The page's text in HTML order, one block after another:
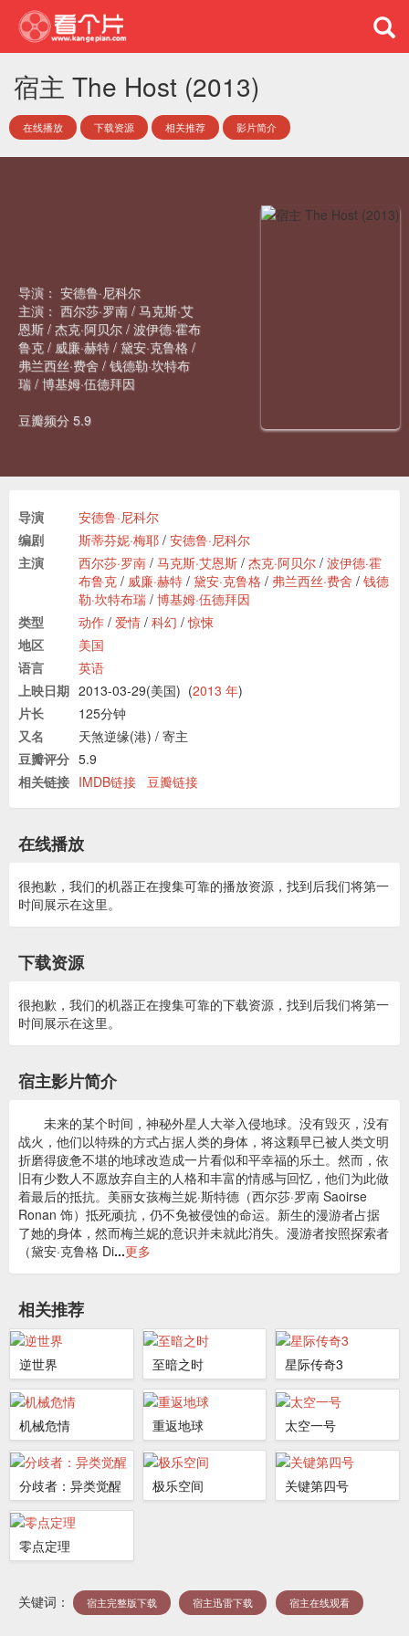
宿主 The Host (2013)
在线播放 下载资源 相关推荐 影片简介
导演： 安德鲁·尼科尔
主演： 西尔莎·罗南 /马克斯·艾
恩斯 /杰克·阿贝尔 /波伊德·霍布
鲁克 / 威廉·赫特 /黛安·克鲁格 /
弗兰西丝·费舍 /钱德勒·坎特布
瑞 /博基姆·伍德拜因
豆瓣频分 5.9
导演
安德鲁·尼科尔
编剧
斯蒂芬妮·梅耶 / 安德鲁·尼科尔
主演
西尔莎·罗南 / 马克斯·艾恩斯 / 杰克·阿贝尔 / 波伊德·霍
布鲁克 / 威廉·赫特 / 黛安·克鲁格 / 弗兰西丝·费舍 / 钱德
勒·坎特布瑞 / 博基姆·伍德拜因
类型
动作 / 爱情 / 科幻 /惊悚
地区
美国
语言
英语
上映日期 2013-03-29(美国) (2013 年)
片长
125分钟
又名
天煞逆缘(港) / 寄主
豆瓣评分 5.9
相关链接 IMDB链接 豆瓣链接
在线播放
很抱歉，我们的机器正在搜集可靠的播放资源，找到后我们将第一
时间展示在这里。
下载资源
很抱歉，我们的机器正在搜集可靠的下载资源，找到后我们将第一
时间展示在这里。
宿主影片简介
未来的某个时间，神秘外星人大举入侵地球。没有毁灭，没有
战火，他们以特殊的方式占据人类的身体，将这颗早已被人类文明
折磨得疲惫不堪的地球改造成一片看似和平幸福的乐土。然而，依
旧有少数人不愿放弃自主的人格和丰富的情感与回忆，他们为此做
着最后的抵抗。美丽女孩梅兰妮·斯特德（西尔莎·罗南 Saoirse
Ronan 饰）抵死顽抗，仍不免被侵蚀的命运。新生的漫游者占据
了她的身体，然而梅兰妮的意识并未就此消失。漫游者按照探索者
（黛安·克鲁格 Di...更多
相关推荐
逆世界 至暗之时 星际传奇3
机械危情 重返地球 太空一号
分歧者：异类觉醒 极乐空间 关键第四号
零点定理
关键词： 宿主完整版下载 宿主迅雷下载 宿主在线观看